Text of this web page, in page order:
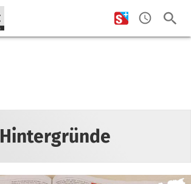
Hintergründe